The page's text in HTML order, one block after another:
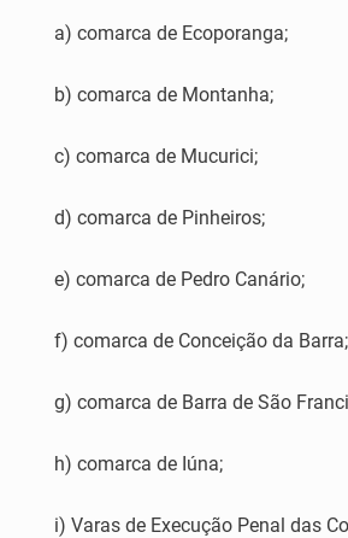
a) comarca de Ecoporanga;
b) comarca de Montanha;
c) comarca de Mucurici;
d) comarca de Pinheiros;
e) comarca de Pedro Canário;
f) comarca de Conceição da Barra;
g) comarca de Barra de São
h) comarca de Iúna;
i) Varas de Execução Penal das